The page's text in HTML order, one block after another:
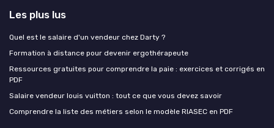
Les plus lus
Quel est le salaire d'un vendeur chez Darty ?
Formation à distance pour devenir ergothérapeute
Ressources gratuites pour comprendre la paie : exercices et corrigés en
PDF
Salaire vendeur louis vuitton : tout ce que vous devez savoir
Comprendre la liste des métiers selon le modèle RIASEC en PDF